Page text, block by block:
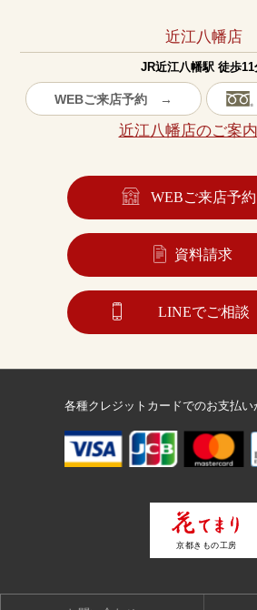
近江八幡店
JR近江八幡駅 徒歩11
WEBご来店予約 →
近江八幡店のご
WEBご来店予約
資料請求
LINEでご相談
各種クレジットカードでのお支払い